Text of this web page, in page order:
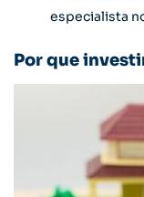
especialista
Por que